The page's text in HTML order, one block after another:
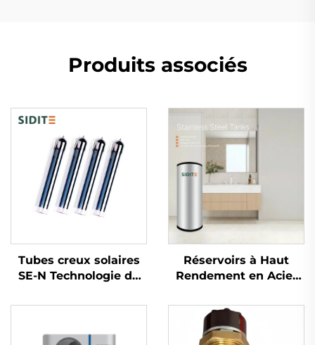
Produits associés
Tubes creux solaires
SE-N Technologie de
avancée pour une
à haute efficacité
Réservoirs à Haut
Rendement en Acier
SUS304/316/2205 pour
le Stockage d'Eau
Chaude avec Pompe à